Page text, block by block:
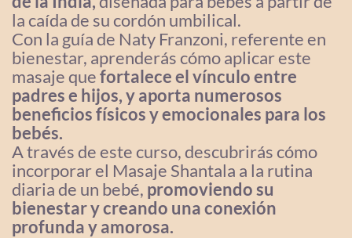
la caída de su cordón umbilical.
Con la guía de Naty Franzoni, referente en
bienestar, aprenderás cómo aplicar este
masaje quefortalece el vínculo entre
padres e hijos, y aporta numerosos
beneficios físicos y emocionales para los
bebés.
A través de este curso, descubrirás cómo
incorporar el Masaje Shantala a la rutina
diaria de un bebé, promoviendo su
bienestar y creando una conexión
profunda y amorosa.